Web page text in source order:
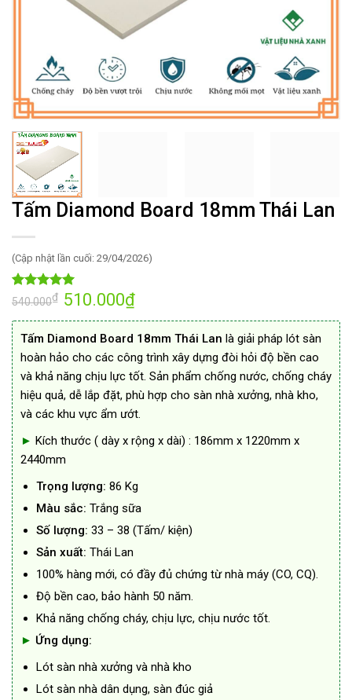
Tấm Diamond Board 18mm Thái Lan
(Cập nhật lần cuối: 29/04/2026)
4.98 trên 5
54
đánh giá
540.000₫ Giá
gốc
là:
510.000₫Giá
tại
510.000₫.
Tấm Diamond Board 18mm Thái Lan là giải pháp lót sàn
hoàn hảo cho các công trình xây dựng đòi hỏi độ bền cao
và khả năng chịu lực tốt. Sản phẩm chống nước, chống cháy
hiệu quả, dễ lắp đặt, phù hợp cho sàn nhà xưởng, nhà kho,
và các khu vực ẩm ướt.
► Kích thước ( dày x rộng x dài) : 186mm x 1220mm x
2440mm
Trọng lượng: 86 Kg
Màu sắc: Trắng sữa
Số lượng: 33 – 38 (Tấm/ kiện)
Sản xuất: Thái Lan
100% hàng mới, có đầy đủ chứng từ nhà máy (CO, CQ).
Độ bền cao, bảo hành 50 năm.
Khả năng chống cháy, chịu lực, chịu nước tốt.
► Ứng dụng:
Lót sàn nhà xưởng và nhà kho
Lót sàn nhà dân dụng, sàn đúc giả